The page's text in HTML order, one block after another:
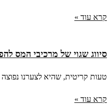
קרא עוד »
סיווג שגוי של מרכיבי המס
טעות קריטית, שהיא לצערנו
קרא עוד »